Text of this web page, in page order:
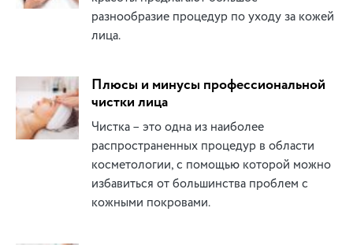
разнообразие процедур по уходу за кожей
лица.
Плюсы и минусы профессиональной
чистки лица
Чистка – это одна из наиболее
распространенных процедур в области
косметологии, с помощью которой можно
избавиться от большинства проблем с
кожными покровами.